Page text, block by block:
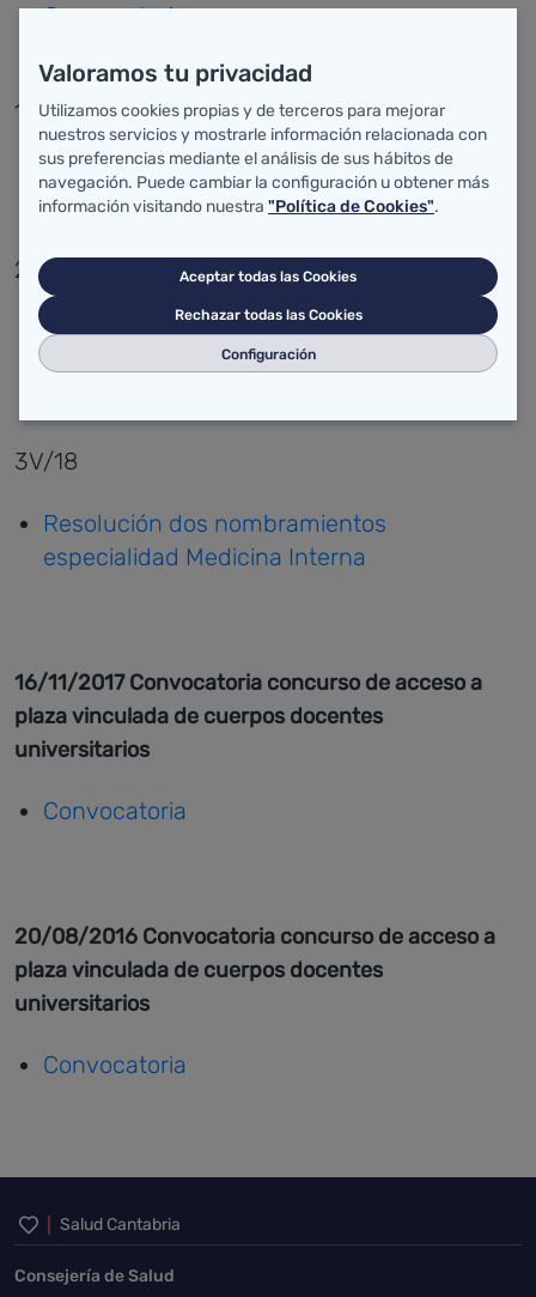
Convocatoria
1V/18
Resolución nombramiento especialidad
Anatomía Patológica
2V/18
Resolución dos nombramientos
especialidad Cirugía General y Aparato
3V/18
Resolución dos nombramientos
especialidad Medicina Interna
16/11/2017 Convocatoria concurso de acceso a
plaza vinculada de cuerpos docentes
universitarios
Convocatoria
20/08/2016 Convocatoria concurso de acceso a
plaza vinculada de cuerpos docentes
universitarios
Convocatoria
Inicio del pie de página
Salud Cantabria
Consejería de Salud
Valoramos tu privacidad
Utilizamos cookies propias y de terceros para mejorar
nuestros servicios y mostrarle información relacionada con
sus preferencias mediante el análisis de sus hábitos de
navegación. Puede cambiar la configuración u obtener más
información visitando nuestra "Política de Cookies".
Aceptar todas las Cookies
Rechazar todas las Cookies
Configuración